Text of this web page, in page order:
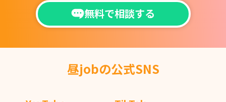
無料で相談する
昼jobの公式SNS